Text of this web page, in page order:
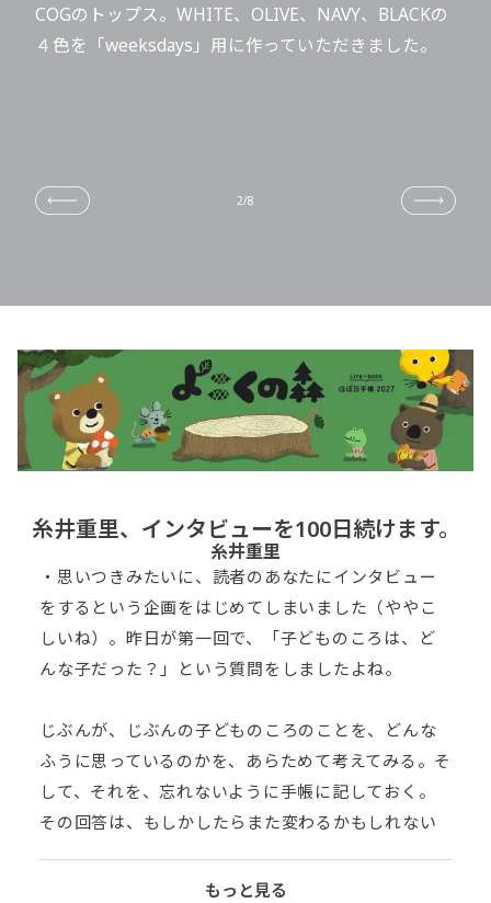
COGのトップス。WHITE、OLIVE、NAVY、BLACKの
４色を「weeksdays」用に作っていただきました。
2/8
糸井重里、インタビューを100日続けます。
糸井重里
・思いつきみたいに、読者のあなたにインタビュー
をする という企画をはじめてしまいました（ややこ
しいね）。 昨日が第一回で、「子どものころは、ど
んな子だった？」
という質問をしましたよね。
じぶんが、じぶんの子どものころのことを、
どんな
ふうに思っているのかを、あらためて考えてみる。 そ
して、それを、忘れないように手帳に記しておく。
その回答は、もしかしたらまた変わるかもしれない
それはそれでいいんだと思います。
もっと見る